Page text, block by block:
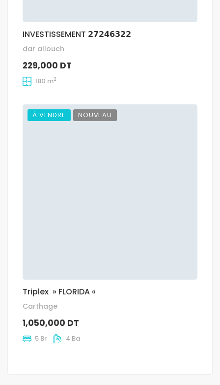
INVESTISSEMENT 𝟮𝟳𝟮𝟰𝟲𝟯𝟮𝟮
dar allouch
229,000 DT
180 m2
À VENDRE NOUVEAU
Triplex » FLORIDA «
Carthage
1,050,000 DT
5 Br 4 Ba